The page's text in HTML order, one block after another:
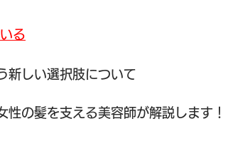
る
新しい選択肢について
の髪を支える美容師が解説します！